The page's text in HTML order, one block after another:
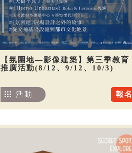
【氛圍地—影像建築】第三季教育
推廣活動(8/12、9/12、10/3)
報名
活動